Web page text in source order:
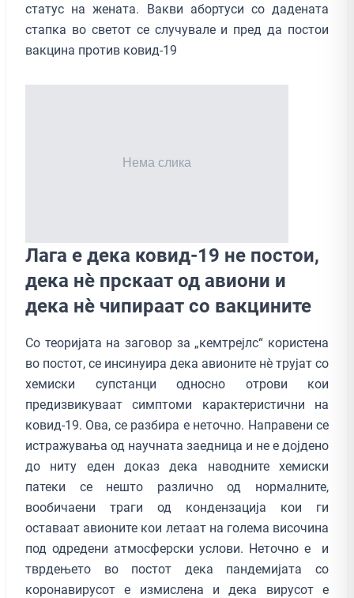
статус на жената. Вакви абортуси со дадената
стапка во светот се случувале и пред да постои
вакцина против ковид-19
Лага е дека ковид-19 не постои,
дека нѐ прскаат од авиони и
дека нѐ чипираат со вакцините
Со теоријата на заговор за „кемтрејлс“ користена
во постот, се инсинуира дека авионите нè трујат со
хемиски супстанци односно отрови кои
предизвикуваат симптоми карактеристични на
ковид-19. Ова, се разбира е неточно. Направени се
истражувања од научната заедница и не е дојдено
до ниту еден доказ дека наводните хемиски
патеки се нешто различно од нормалните,
вообичаени траги од кондензација кои ги
оставаат авионите кои летаат на голема височина
под одредени атмосферски услови. Неточно е и
тврдењето во постот дека пандемијата со
коронавирусот е измислена и дека вирусот е